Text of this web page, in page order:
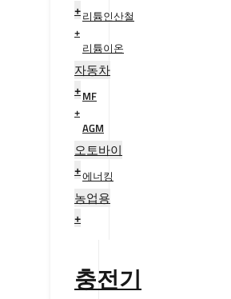
+리튬인산철
+
리튬이온
+
자동차
+MF
+
AGM
+
오토바이
+에너킹
+
농업용
+
충전기